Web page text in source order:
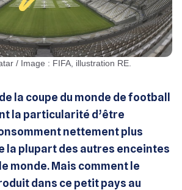
/ Image : FIFA, illustration RE.
la coupe du monde de football
la particularité d’être
nettement plus
la plupart des autres enceintes
monde. Mais comment le
dans ce petit pays au